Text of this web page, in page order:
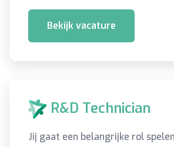
Bekijk vacature
R&D Technician
Jij gaat een belangrijke rol